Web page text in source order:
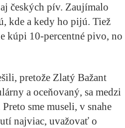
českých pív. Zaujímalo
kde a kedy ho pijú. Tiež
kúpi 10-percentné pivo, no
pretože Zlatý Bažant
a oceňovaný, sa medzi
sme museli, v snahe
najviac, uvažovať o